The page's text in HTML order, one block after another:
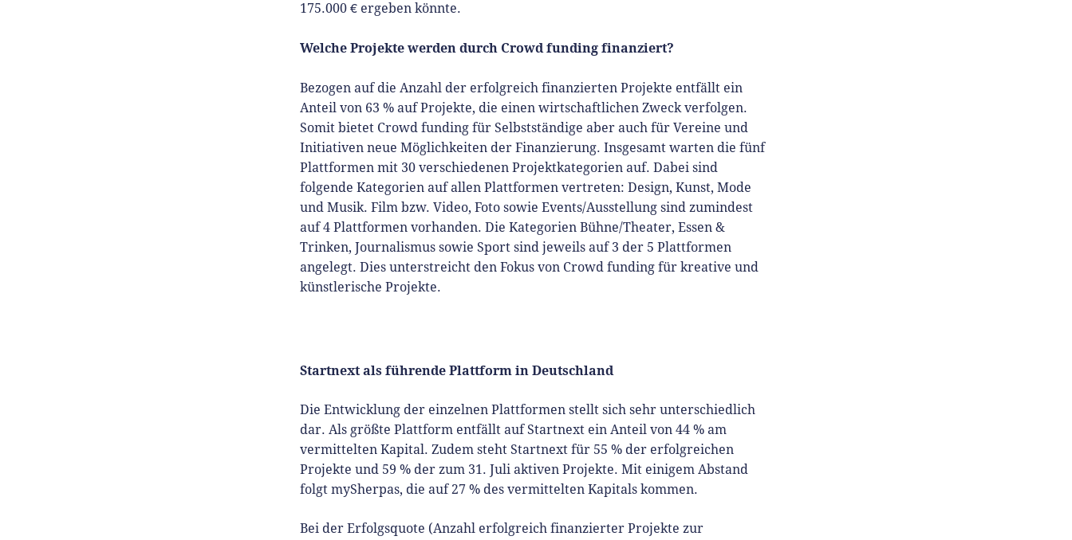
175.000 € ergeben könnte.
Welche Projekte werden durch Crowd funding finanziert?
Bezogen auf die Anzahl der erfolgreich finanzierten Projekte entfällt ein
Anteil von 63 % auf Projekte, die einen wirtschaftlichen Zweck verfolgen.
Somit bietet Crowd funding für Selbstständige aber auch für Vereine und
Initiativen neue Möglichkeiten der Finanzierung. Insgesamt warten die fünf
Plattformen mit 30 verschiedenen Projektkategorien auf. Dabei sind
folgende Kategorien auf allen Plattformen vertreten: Design, Kunst, Mode
und Musik. Film bzw. Video, Foto sowie Events/Ausstellung sind zumindest
auf 4 Plattformen vorhanden. Die Kategorien Bühne/Theater, Essen &
Trinken, Journalismus sowie Sport sind jeweils auf 3 der 5 Plattformen
angelegt. Dies unterstreicht den Fokus von Crowd funding für kreative und
künstlerische Projekte.
Startnext als führende Plattform in Deutschland
Die Entwicklung der einzelnen Plattformen stellt sich sehr unterschiedlich
dar. Als größte Plattform entfällt auf Startnext ein Anteil von 44 % am
vermittelten Kapital. Zudem steht Startnext für 55 % der erfolgreichen
Projekte und 59 % der zum 31. Juli aktiven Projekte. Mit einigem Abstand
folgt mySherpas, die auf 27 % des vermittelten Kapitals kommen.
Bei der Erfolgsquote (Anzahl erfolgreich finanzierter Projekte zur